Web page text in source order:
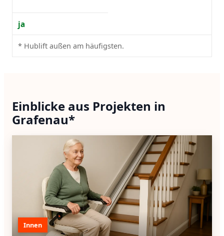
ja
* Hublift außen am häufigsten.
Einblicke aus Projekten in
Grafenau*
Innen